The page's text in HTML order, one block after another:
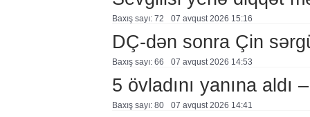
Baxış sayı: 72 07 avqust 2026 15:16
DÇ-dən sonra Çin
Baxış sayı: 66 07 avqust 2026 14:53
5 övladını yanına aldı
Baxış sayı: 80 07 avqust 2026 14:41